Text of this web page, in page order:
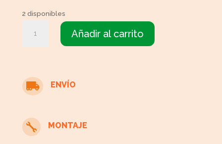
2 disponibles
cantidad
Añadir al carrito
 ENVÍO
 MONTAJE